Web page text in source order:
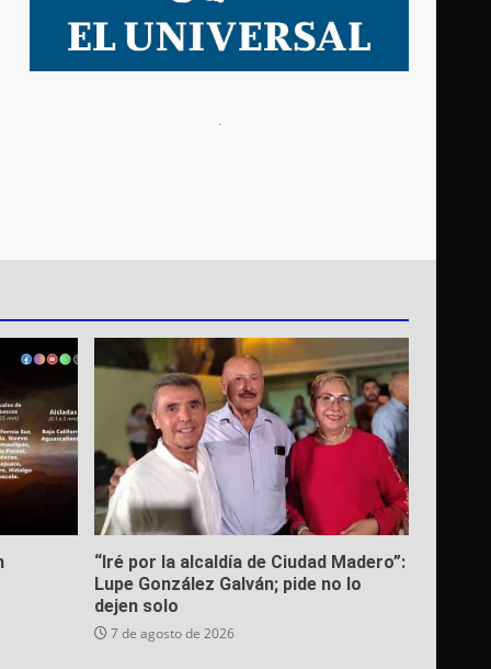
“Iré por la alcaldía de Ciudad Madero”:
Lupe González Galván; pide no lo
dejen solo
7 de agosto de 2026